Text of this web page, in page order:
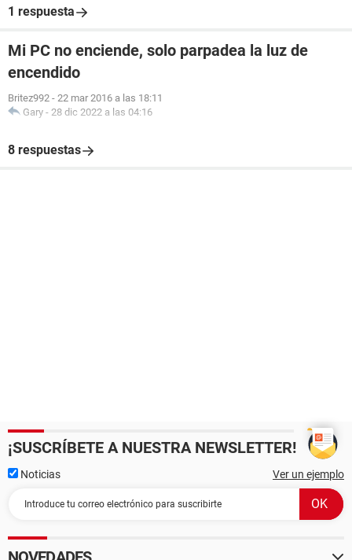
1 respuesta
Mi PC no enciende, solo parpadea la luz de
encendido
Britez992 - 22 mar 2016 a las 18:11
Gary - 28 dic 2022 a las 04:16
8 respuestas
¡SUSCRÍBETE A NUESTRA NEWSLETTER!
Noticias Ver un ejemplo